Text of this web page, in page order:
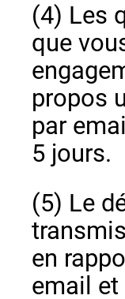
(4) Les
que
propos
par
5 jours.
(5) Le
en
email